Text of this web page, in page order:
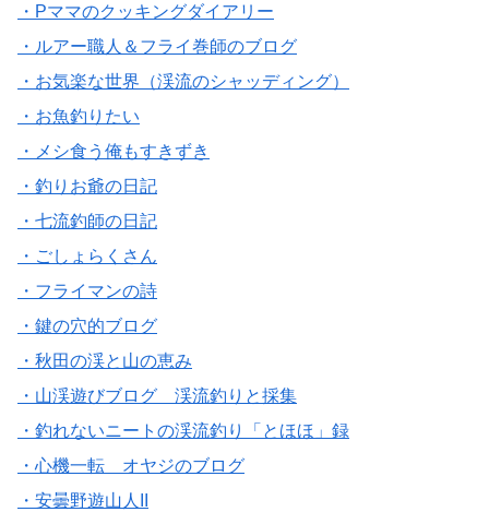
・Pママのクッキングダイアリー
・ルアー職人＆フライ巻師のブログ
・お気楽な世界（渓流のシャッディング）
・お魚釣りたい
・メシ食う俺もすきずき
・釣りお爺の日記
・七流釣師の日記
・ごしょらくさん
・フライマンの詩
・鍵の穴的ブログ
・秋田の渓と山の恵み
・山渓遊びブログ 渓流釣りと採集
・釣れないニートの渓流釣り「とほほ」録
・心機一転 オヤジのブログ
・安曇野遊山人II